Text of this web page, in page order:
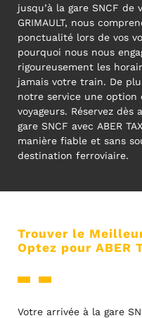
jusqu’à la gare SNCF de
GRIMAULT, nous
ponctualité lors de vos
pourquoi nous nous
rigoureusement les
jamais votre train. De
notre service une option
voyageurs. Réservez
gare SNCF avec ABER
manière fiable et sans
destination ferroviaire.
Trouver le
Optez pour ABER
Votre arrivée à la gare